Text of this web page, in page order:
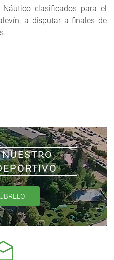
clasificados para el
a disputar a finales de